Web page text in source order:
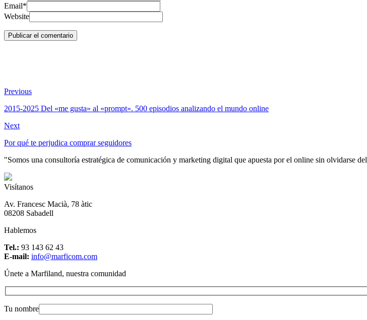
Email*
Website
Previous
2015-2025 Del «me gusta» al «prompt». 500 episodios analizando el mundo online
Next
Por qué te perjudica comprar seguidores
"Somos una consultoría estratégica de comunicación y marketing digital que apuesta por el online sin olvidarse
Visítanos
Av. Francesc Macià, 78 àtic
08208 Sabadell
Hablemos
Tel.: 93 143 62 43
E-mail: info@marficom.com
Únete a Marfiland, nuestra comunidad
Tu nombre